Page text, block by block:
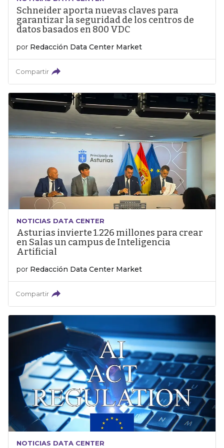
Schneider aporta nuevas claves para
garantizar la seguridad de los centros de
datos basados en 800 VDC
por Redacción Data Center Market
Compartir
NOTICIAS DATA CENTER
Asturias invierte 1.226 millones para crear
en Salas un campus de Inteligencia
Artificial
por Redacción Data Center Market
Compartir
NOTICIAS DATA CENTER